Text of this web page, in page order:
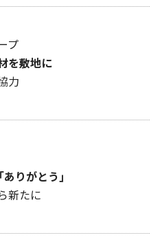
プ
を敷地に
力
りがとう｣
新たに